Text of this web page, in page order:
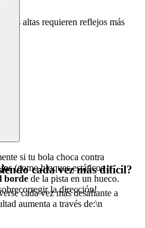
más altas requieren reflejos más
si tu bola choca contra
(como bloques estáticos o
borde de la pista en un hueco.
la dirección!
cada vez más difícil?
cada vez más desafiante a
aumenta a través de:\n